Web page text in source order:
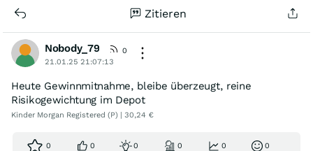
Zitieren
Nobody_79
0
21.01.25 21:07:13
Heute Gewinnmitnahme, bleibe überzeugt, reine
Risikogewichtung im Depot
Kinder Morgan Registered (P) | 30,24 €
0 0 0 0 0 0